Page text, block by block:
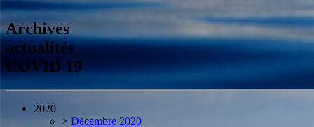
Archives
actualités
COVID 19
2020
> Décembre 2020